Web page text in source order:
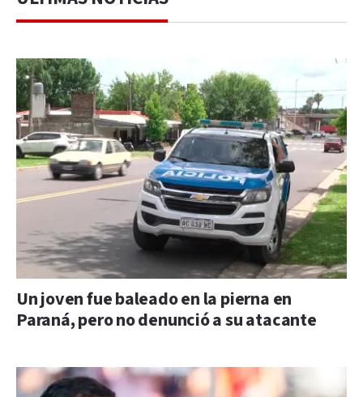
Un joven fue baleado en la pierna en
Paraná, pero no denunció a su atacante